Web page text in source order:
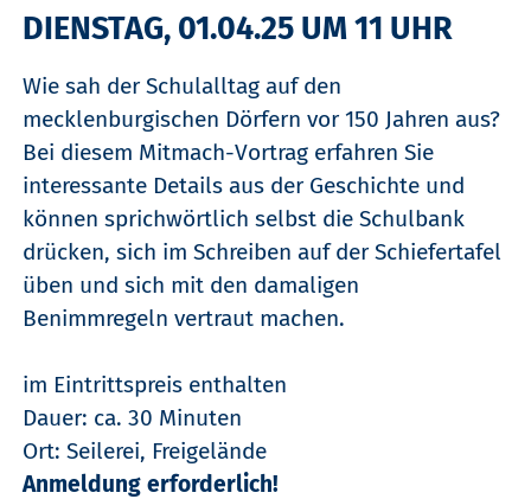
DIENSTAG, 01.04.25 UM 11 UHR
Wie sah der Schulalltag auf den
mecklenburgischen Dörfern vor 150 Jahren aus?
Bei diesem Mitmach-Vortrag erfahren Sie
interessante Details aus der Geschichte und
können sprichwörtlich selbst die Schulbank
drücken, sich im Schreiben auf der Schiefertafel
üben und sich mit den damaligen
Benimmregeln vertraut machen.
im Eintrittspreis enthalten
Dauer: ca. 30 Minuten
Ort: Seilerei, Freigelände
Anmeldung erforderlich!